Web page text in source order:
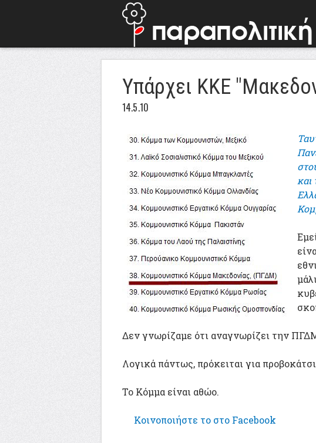
Υπάρχει ΚΚΕ
14.5.10
και
Δεν γνωρίζαμε ότι αναγνωρίζει την
Λογικά πάντως, πρόκειται για
Το Κόμμα είναι αθώο.
Κοινοποιήστε το στο Facebook